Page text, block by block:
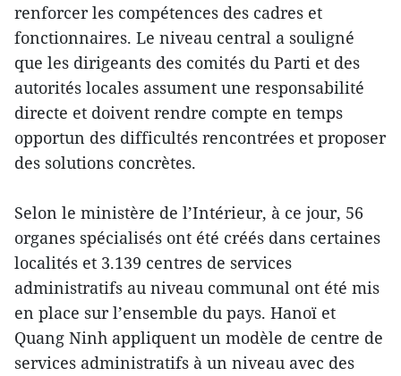
renforcer les compétences des cadres et
fonctionnaires. Le niveau central a souligné
que les dirigeants des comités du Parti et des
autorités locales assument une responsabilité
directe et doivent rendre compte en temps
opportun des difficultés rencontrées et proposer
des solutions concrètes.
Selon le ministère de l’Intérieur, à ce jour, 56
organes spécialisés ont été créés dans certaines
localités et 3.139 centres de services
administratifs au niveau communal ont été mis
en place sur l’ensemble du pays. Hanoï et
Quang Ninh appliquent un modèle de centre de
services administratifs à un niveau avec des